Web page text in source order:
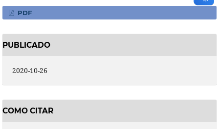
PDF
PUBLICADO
2020-10-26
COMO CITAR